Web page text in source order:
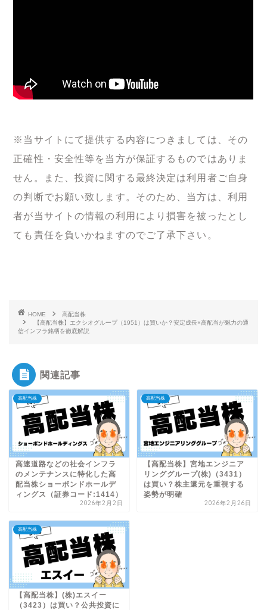
※当サイトにて提供する内容につきましては、その
正確性・安全性等を当方が保証するものではありま
せん。また、投資に関する最終決定は利用者ご自身
の判断でお願い致します。そのため、当方は、利用
者が当サイトの情報の利用により損害を被ったとし
ても責任を負いかねますのでご了承下さい。
HOME
高配当株
【高配当株】エクシオグループ（1951）は買いか？安定成長×高配当が魅力の通
信インフラ銘柄を徹底解説
関連記事
高配当株
高速道路などの社会インフラ
のメンテナンスに特化した高
配当株ショーボンドホールデ
ィングス（証券コード:1414）
2026年2月2日
高配当株
【高配当株】宮地エンジニア
リンググループ(株)（3431）
は買い？株主還元を重視する
姿勢が明確
2026年2月26日
高配当株
【高配当株】(株)エスイー
（3423）は買い？公共投資に